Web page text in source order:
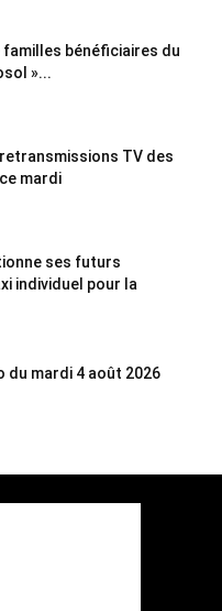
familles bénéficiaires du
»...
TV des
mardi
ses futurs
individuel pour la
du mardi 4 août 2026